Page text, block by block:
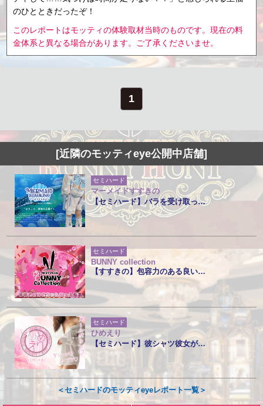
のひとときだったぞ！
このレポートはモッティの体験取材当時のものです。現在の料
金体系と異なる場合があります。ご了承くださいませ。
1
[近隣のモッティeye公開中店舗]
セミハード
マーメイドすすきの
【セミハード】バラを受け取っ…
セミハード
BUNNY collection
【すすきの】包容力のある良い…
セミハード
ひめえり
【セミハード】彼シャツ彼女が…
＜セミハードのモッティeyeレポート一覧＞